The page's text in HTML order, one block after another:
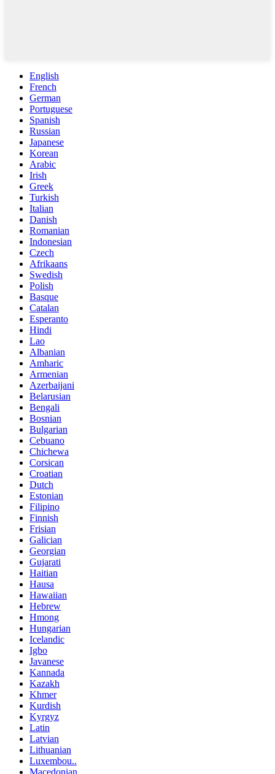
English
French
German
Portuguese
Spanish
Russian
Japanese
Korean
Arabic
Irish
Greek
Turkish
Italian
Danish
Romanian
Indonesian
Czech
Afrikaans
Swedish
Polish
Basque
Catalan
Esperanto
Hindi
Lao
Albanian
Amharic
Armenian
Azerbaijani
Belarusian
Bengali
Bosnian
Bulgarian
Cebuano
Chichewa
Corsican
Croatian
Dutch
Estonian
Filipino
Finnish
Frisian
Galician
Georgian
Gujarati
Haitian
Hausa
Hawaiian
Hebrew
Hmong
Hungarian
Icelandic
Igbo
Javanese
Kannada
Kazakh
Khmer
Kurdish
Kyrgyz
Latin
Latvian
Lithuanian
Luxembou..
Macedonian